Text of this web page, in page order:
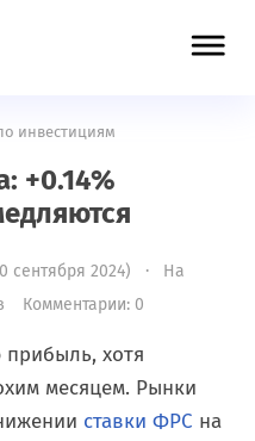
инвестициям
+0.14%
сентября 2024) · На
Комментарии: 0
хотя
месяцем. Рынки
ставки ФРС на